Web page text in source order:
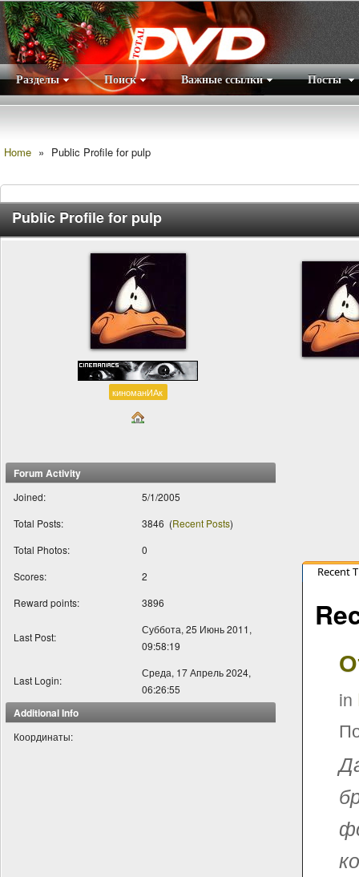
Разделы Поиск Важные ссылки Посты
Home » Public Profile for pulp
Public Profile for pulp
киноманИАк
Forum Activity
Joined:
5/1/2005
Total Posts:
3846 (Recent Posts)
Total Photos:
0
Scores:
2
Reward points:
3896
Last Post:
Суббота, 25 Июнь 2011,
09:58:19
Last Login:
Среда, 17 Апрель 2024,
06:26:55
Additional Info
Координаты:
Recent
in